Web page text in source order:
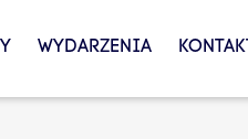
WYDARZENIA KONTAKT